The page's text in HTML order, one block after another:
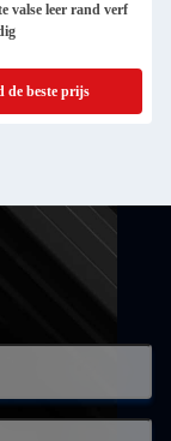
valse leer rand verf
de beste prijs